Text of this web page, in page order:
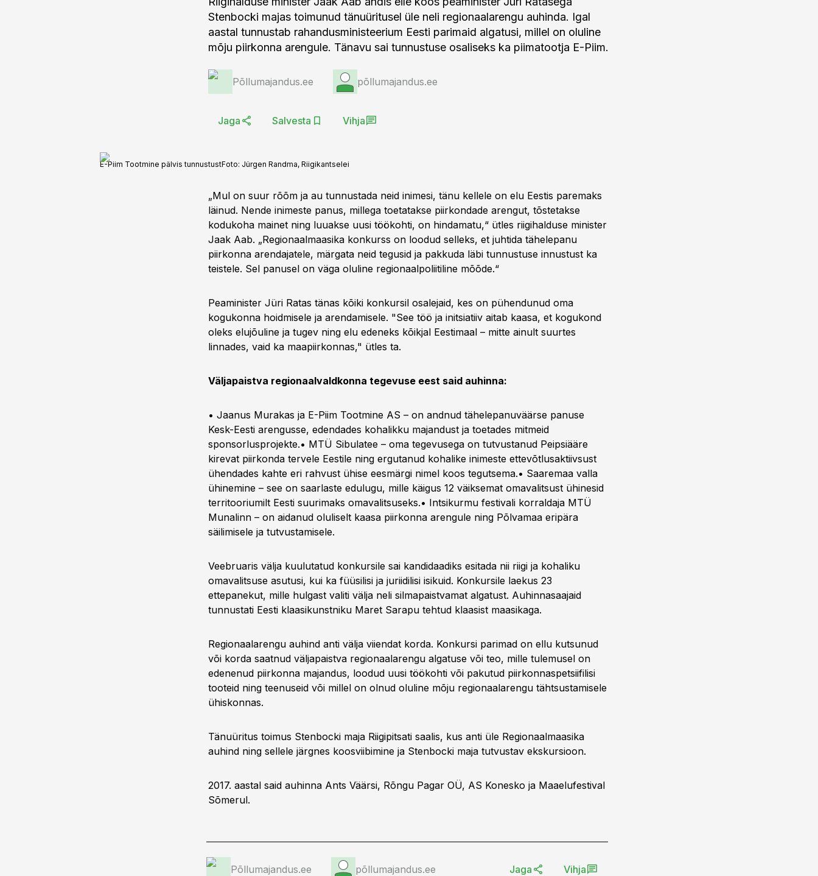
Stenbocki majas toimunud tänuüritusel üle neli regionaalarengu auhinda. Igal
aastal tunnustab rahandusministeerium Eesti parimaid algatusi, millel on oluline
mõju piirkonna arengule. Tänavu sai tunnustuse osaliseks ka piimatootja E-Piim.
Põllumajandus.ee põllumajandus.ee
Jaga Salvesta Vihja
E-Piim Tootmine pälvis tunnustustFoto: Jürgen Randma, Riigikantselei
„Mul on suur rõõm ja au tunnustada neid inimesi, tänu kellele on elu Eestis paremaks
läinud. Nende inimeste panus, millega toetatakse piirkondade arengut, tõstetakse
kodukoha mainet ning luuakse uusi töökohti, on hindamatu,“ ütles riigihalduse minister
Jaak Aab. „Regionaalmaasika konkurss on loodud selleks, et juhtida tähelepanu
piirkonna arendajatele, märgata neid tegusid ja pakkuda läbi tunnustuse innustust ka
teistele. Sel panusel on väga oluline regionaalpoliitiline mõõde.“
Peaminister Jüri Ratas tänas kõiki konkursil osalejaid, kes on pühendunud oma
kogukonna hoidmisele ja arendamisele. "See töö ja initsiatiiv aitab kaasa, et kogukond
oleks elujõuline ja tugev ning elu edeneks kõikjal Eestimaal – mitte ainult suurtes
linnades, vaid ka maapiirkonnas," ütles ta.
Väljapaistva regionaalvaldkonna tegevuse eest said auhinna:
• Jaanus Murakas ja E-Piim Tootmine AS – on andnud tähelepanuväärse panuse
Kesk-Eesti arengusse, edendades kohalikku majandust ja toetades mitmeid
sponsorlusprojekte.• MTÜ Sibulatee – oma tegevusega on tutvustanud Peipsiääre
kirevat piirkonda tervele Eestile ning ergutanud kohalike inimeste ettevõtlusaktiivsust
ühendades kahte eri rahvust ühise eesmärgi nimel koos tegutsema.• Saaremaa valla
ühinemine – see on saarlaste edulugu, mille käigus 12 väiksemat omavalitsust ühinesid
territooriumilt Eesti suurimaks omavalitsuseks.• Intsikurmu festivali korraldaja MTÜ
Munalinn – on aidanud oluliselt kaasa piirkonna arengule ning Põlvamaa eripära
säilimisele ja tutvustamisele.
Veebruaris välja kuulutatud konkursile sai kandidaadiks esitada nii riigi ja kohaliku
omavalitsuse asutusi, kui ka füüsilisi ja juriidilisi isikuid. Konkursile laekus 23
ettepanekut, mille hulgast valiti välja neli silmapaistvamat algatust. Auhinnasaajaid
tunnustati Eesti klaasikunstniku Maret Sarapu tehtud klaasist maasikaga.
Regionaalarengu auhind anti välja viiendat korda. Konkursi parimad on ellu kutsunud
või korda saatnud väljapaistva regionaalarengu algatuse või teo, mille tulemusel on
edenenud piirkonna majandus, loodud uusi töökohti või pakutud piirkonnaspetsiifilisi
tooteid ning teenuseid või millel on olnud oluline mõju regionaalarengu tähtsustamisele
ühiskonnas.
Tänuüritus toimus Stenbocki maja Riigipitsati saalis, kus anti üle Regionaalmaasika
auhind ning sellele järgnes koosviibimine ja Stenbocki maja tutvustav ekskursioon.
2017. aastal said auhinna Ants Väärsi, Rõngu Pagar OÜ, AS Konesko ja Maaelufestival
Sõmerul.
Põllumajandus.ee põllumajandus.ee Jaga Vihja